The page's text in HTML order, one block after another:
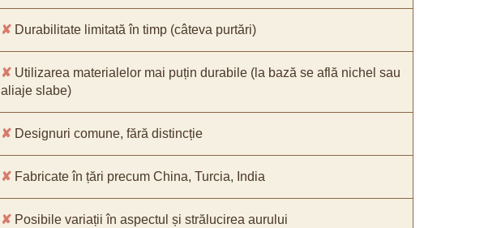
✘ Durabilitate limitată în timp (câteva purtări)
✘ Utilizarea materialelor mai puțin durabile (la bază se află nichel sau
aliaje slabe)
✘ Designuri comune, fără distincție
✘ Fabricate în țări precum China, Turcia, India
✘ Posibile variații în aspectul și strălucirea aurului